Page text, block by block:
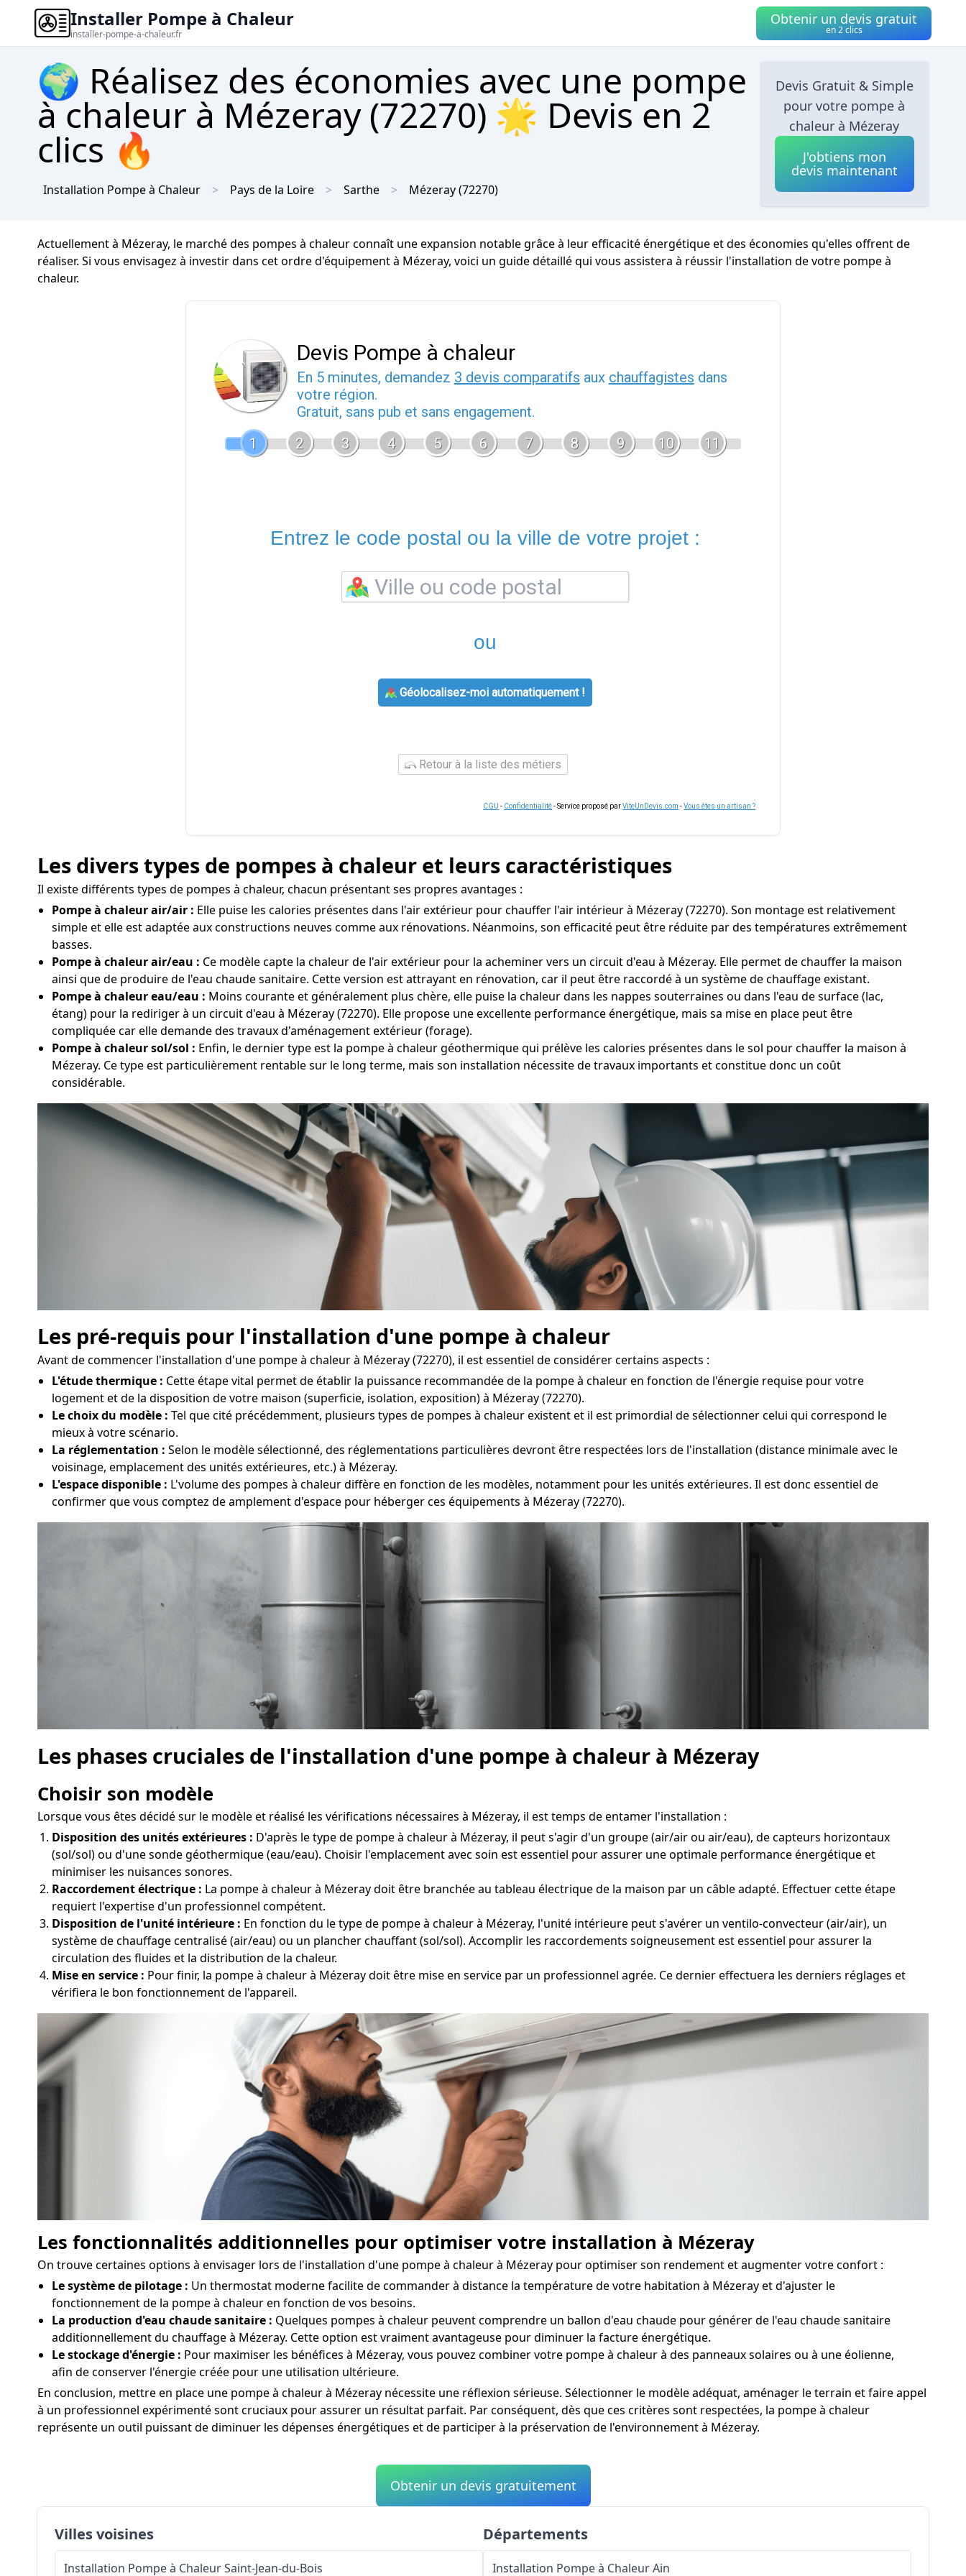
Installer Pompe à Chaleur
installer-pompe-a-chaleur.fr
Obtenir un devis gratuit
en 2 clics
🌍 Réalisez des économies avec une pompe
à chaleur à Mézeray (72270) 🌟 Devis en 2
clics 🔥
Installation Pompe à Chaleur Pays de la Loire Sarthe Mézeray(72270)
Devis Gratuit & Simple
pour votre pompe à
chaleur à Mézeray
J'obtiens mon
devis maintenant
Actuellement à Mézeray, le marché des pompes à chaleur connaît une expansion notable grâce à leur efficacité énergétique et des économies qu'elles offrent de
réaliser. Si vous envisagez à investir dans cet ordre d'équipement à Mézeray, voici un guide détaillé qui vous assistera à réussir l'installation de votre pompe à
chaleur.
Devis Pompe à chaleur
En 5 minutes, demandez 3 devis comparatifs aux chauffagistes dans
votre région.
Gratuit, sans pub et sans engagement.
1
2 3 4 5 6 7 8 9 10 11
Entrez le code postal ou la ville de votre projet :
ou
Géolocalisez-moi automatiquement !
Retour à la liste des métiers
CGU - Confidentialité- Service proposé parViteUnDevis.com -Vous êtes un artisan ?
Les divers types de pompes à chaleur et leurs caractéristiques
Il existe différents types de pompes à chaleur, chacun présentant ses propres avantages :
Pompe à chaleur air/air : Elle puise les calories présentes dans l'air extérieur pour chauffer l'air intérieur à Mézeray (72270). Son montage est relativement
simple et elle est adaptée aux constructions neuves comme aux rénovations. Néanmoins, son efficacité peut être réduite par des températures extrêmement
basses.
Pompe à chaleur air/eau : Ce modèle capte la chaleur de l'air extérieur pour la acheminer vers un circuit d'eau à Mézeray. Elle permet de chauffer la maison
ainsi que de produire de l'eau chaude sanitaire. Cette version est attrayant en rénovation, car il peut être raccordé à un système de chauffage existant.
Pompe à chaleur eau/eau : Moins courante et généralement plus chère, elle puise la chaleur dans les nappes souterraines ou dans l'eau de surface (lac,
étang) pour la rediriger à un circuit d'eau à Mézeray (72270). Elle propose une excellente performance énergétique, mais sa mise en place peut être
compliquée car elle demande des travaux d'aménagement extérieur (forage).
Pompe à chaleur sol/sol : Enfin, le dernier type est la pompe à chaleur géothermique qui prélève les calories présentes dans le sol pour chauffer la maison à
Mézeray. Ce type est particulièrement rentable sur le long terme, mais son installation nécessite de travaux importants et constitue donc un coût
considérable.
Les pré-requis pour l'installation d'une pompe à chaleur
Avant de commencer l'installation d'une pompe à chaleur à Mézeray (72270), il est essentiel de considérer certains aspects :
L'étude thermique : Cette étape vital permet de établir la puissance recommandée de la pompe à chaleur en fonction de l'énergie requise pour votre
logement et de la disposition de votre maison (superficie, isolation, exposition) à Mézeray (72270).
Le choix du modèle : Tel que cité précédemment, plusieurs types de pompes à chaleur existent et il est primordial de sélectionner celui qui correspond le
mieux à votre scénario.
La réglementation : Selon le modèle sélectionné, des réglementations particulières devront être respectées lors de l'installation (distance minimale avec le
voisinage, emplacement des unités extérieures, etc.) à Mézeray.
L'espace disponible : L'volume des pompes à chaleur diffère en fonction de les modèles, notamment pour les unités extérieures. Il est donc essentiel de
confirmer que vous comptez de amplement d'espace pour héberger ces équipements à Mézeray (72270).
Les phases cruciales de l'installation d'une pompe à chaleur à Mézeray
Choisir son modèle
Lorsque vous êtes décidé sur le modèle et réalisé les vérifications nécessaires à Mézeray, il est temps de entamer l'installation :
Disposition des unités extérieures : D'après le type de pompe à chaleur à Mézeray, il peut s'agir d'un groupe (air/air ou air/eau), de capteurs horizontaux
(sol/sol) ou d'une sonde géothermique (eau/eau). Choisir l'emplacement avec soin est essentiel pour assurer une optimale performance énergétique et
minimiser les nuisances sonores.
Raccordement électrique : La pompe à chaleur à Mézeray doit être branchée au tableau électrique de la maison par un câble adapté. Effectuer cette étape
requiert l'expertise d'un professionnel compétent.
Disposition de l'unité intérieure : En fonction du le type de pompe à chaleur à Mézeray, l'unité intérieure peut s'avérer un ventilo-convecteur (air/air), un
système de chauffage centralisé (air/eau) ou un plancher chauffant (sol/sol). Accomplir les raccordements soigneusement est essentiel pour assurer la
circulation des fluides et la distribution de la chaleur.
Mise en service : Pour finir, la pompe à chaleur à Mézeray doit être mise en service par un professionnel agrée. Ce dernier effectuera les derniers réglages et
vérifiera le bon fonctionnement de l'appareil.
Les fonctionnalités additionnelles pour optimiser votre installation à Mézeray
On trouve certaines options à envisager lors de l'installation d'une pompe à chaleur à Mézeray pour optimiser son rendement et augmenter votre confort :
Le système de pilotage : Un thermostat moderne facilite de commander à distance la température de votre habitation à Mézeray et d'ajuster le
fonctionnement de la pompe à chaleur en fonction de vos besoins.
La production d'eau chaude sanitaire : Quelques pompes à chaleur peuvent comprendre un ballon d'eau chaude pour générer de l'eau chaude sanitaire
additionnellement du chauffage à Mézeray. Cette option est vraiment avantageuse pour diminuer la facture énergétique.
Le stockage d'énergie : Pour maximiser les bénéfices à Mézeray, vous pouvez combiner votre pompe à chaleur à des panneaux solaires ou à une éolienne,
afin de conserver l'énergie créée pour une utilisation ultérieure.
En conclusion, mettre en place une pompe à chaleur à Mézeray nécessite une réflexion sérieuse. Sélectionner le modèle adéquat, aménager le terrain et faire appel
à un professionnel expérimenté sont cruciaux pour assurer un résultat parfait. Par conséquent, dès que ces critères sont respectées, la pompe à chaleur
représente un outil puissant de diminuer les dépenses énergétiques et de participer à la préservation de l'environnement à Mézeray.
Obtenir un devis gratuitement
Villes voisines
Installation Pompe à ChaleurSaint-Jean-du-Bois
Départements
Installation Pompe à ChaleurAin